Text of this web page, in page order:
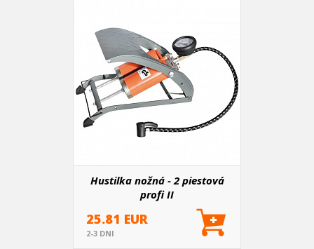
Hustilka nožná - 2 piestová
profi II
25.81 EUR
2-3 DNI